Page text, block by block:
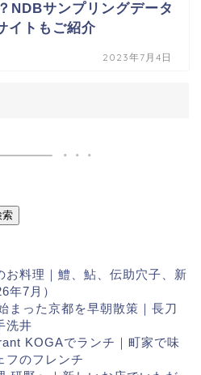
NDBサンプリングデータ
イトもご紹介
2023年7月4日
索
お料理｜鱧、鮎、伝助穴子、新
年7月）
まった京都を早朝散策｜長刀
洗井
KOGAでランチ｜町家で味
フのフレンチ